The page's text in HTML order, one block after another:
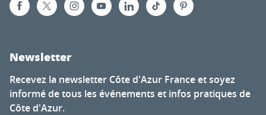
Newsletter
Recevez la newsletter Côte d'Azur France et soyez
informé de tous les événements et infos pratiques de
Côte d'Azur.